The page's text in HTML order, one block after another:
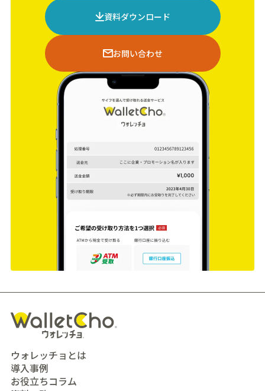
資料ダウンロード
お問い合わせ
ウォレッチョとは
導入事例
お役立ちコラム